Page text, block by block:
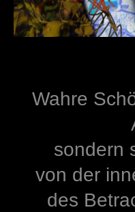
Wahre
sondern
von der
des